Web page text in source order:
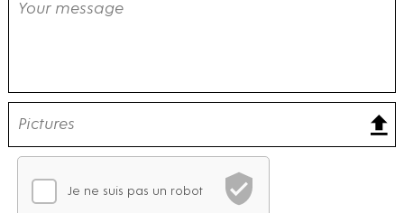
Vérification CAPTCHA
Je ne suis pas un robot
En attente de vérification
Ce CAPTCHA analyse votre comportement de